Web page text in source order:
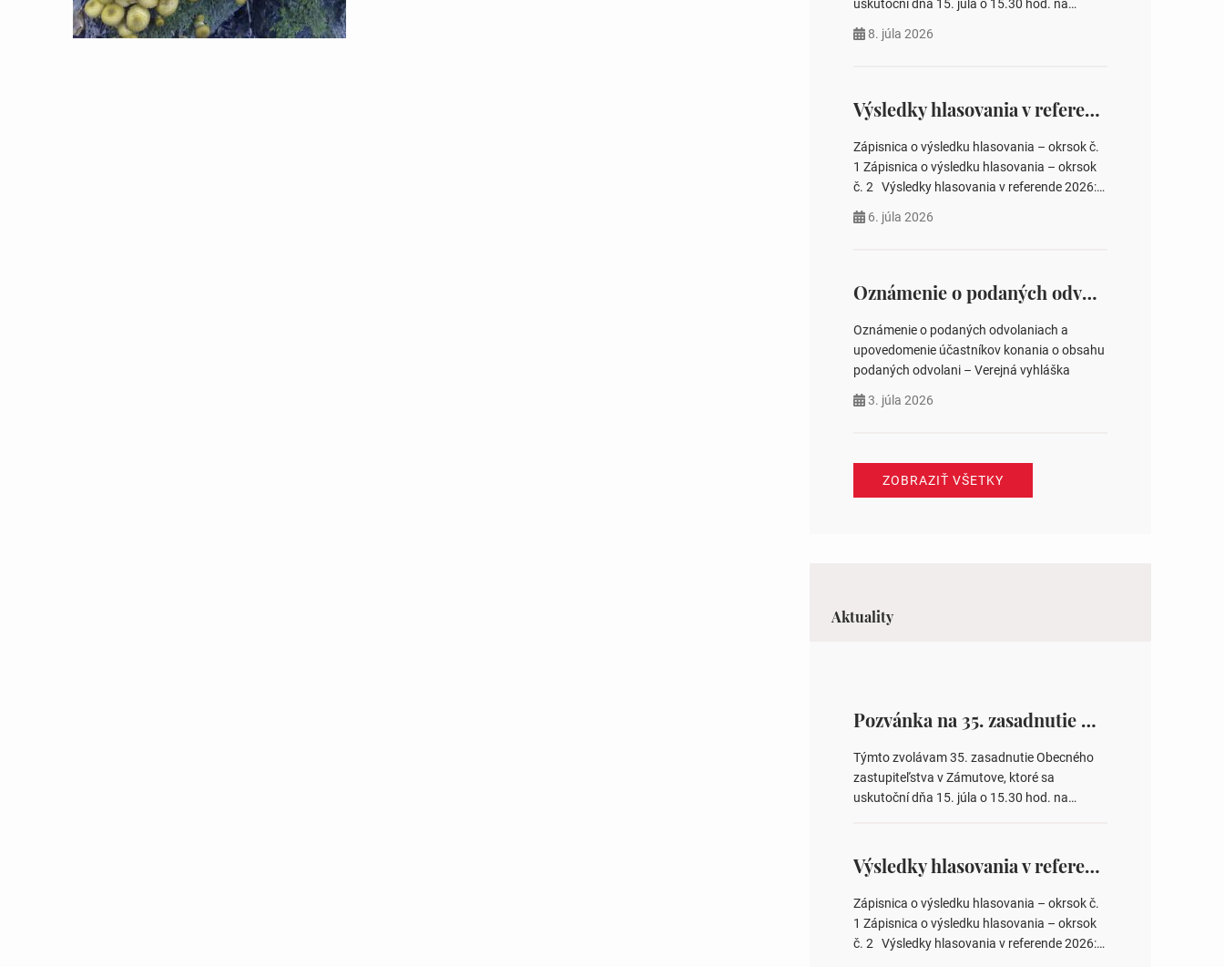
uskutoční dňa 15. júla o 15.30 hod. na
Schválenie programu rokovania 2.
voľby poslancov obecných zastupiteľstiev,
počtu poslancov obecných zastupiteľstiev v
nich 4. Schválenie odpredaja obecného
pozemku –…
8. júla 2026
Výsledky hlasovania v referende 2026
Zápisnica o výsledku hlasovania – okrsok č.
1 Zápisnica o výsledku hlasovania – okrsok
č. 2 Výsledky hlasovania v referende 2026:
na hlasovaní https://www.volbysr.sk/…
6. júla 2026
Oznámenie o podaných odvolaniach a upovedomenie účastníkov konania o obsahu podaných odvolani – Verejná vyhláška
Oznámenie o podaných odvolaniach a
upovedomenie účastníkov konania o obsahu
podaných odvolani – Verejná vyhláška
3. júla 2026
ZOBRAZIŤ VŠETKY
Aktuality
Pozvánka na 35. zasadnutie OZ v Zámutove
Týmto zvolávam 35. zasadnutie Obecného
zastupiteľstva v Zámutove, ktoré sa
uskutoční dňa 15. júla o 15.30 hod. na
Schválenie návrhovej komisie a overovateľov
zápisnice 3. Určenie volebných obvodov pre
voľby poslancov obecných zastupiteľstiev,
počtu poslancov obecných zastupiteľstiev v
nich 4. Schválenie odpredaja obecného
Výsledky hlasovania v referende 2026
Zápisnica o výsledku hlasovania – okrsok č.
1 Zápisnica o výsledku hlasovania – okrsok
č. 2 Výsledky hlasovania v referende 2026: